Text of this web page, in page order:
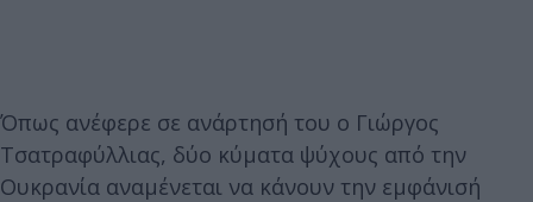
Όπως ανέφερε σε ανάρτησή του ο Γιώργος
Τσατραφύλλιας, δύο κύματα ψύχους από την
Ουκρανία αναμένεται να κάνουν την εμφάνισή